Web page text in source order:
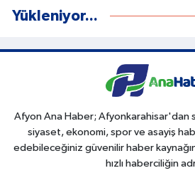
Yükleniyor...
Afyon Ana Haber; Afyonkarahisar'dan
siyaset, ekonomi, spor ve asayiş
edebileceğiniz güvenilir haber
hızlı haberciliğin